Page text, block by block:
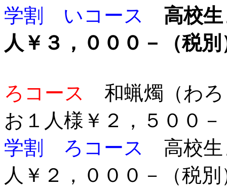
学割 いコース
高校
人￥３，０００－（税別
ろコース
和蝋燭（わ
お１人様￥２，５００
学割 ろコース
高校生
人￥２，０００－（税別